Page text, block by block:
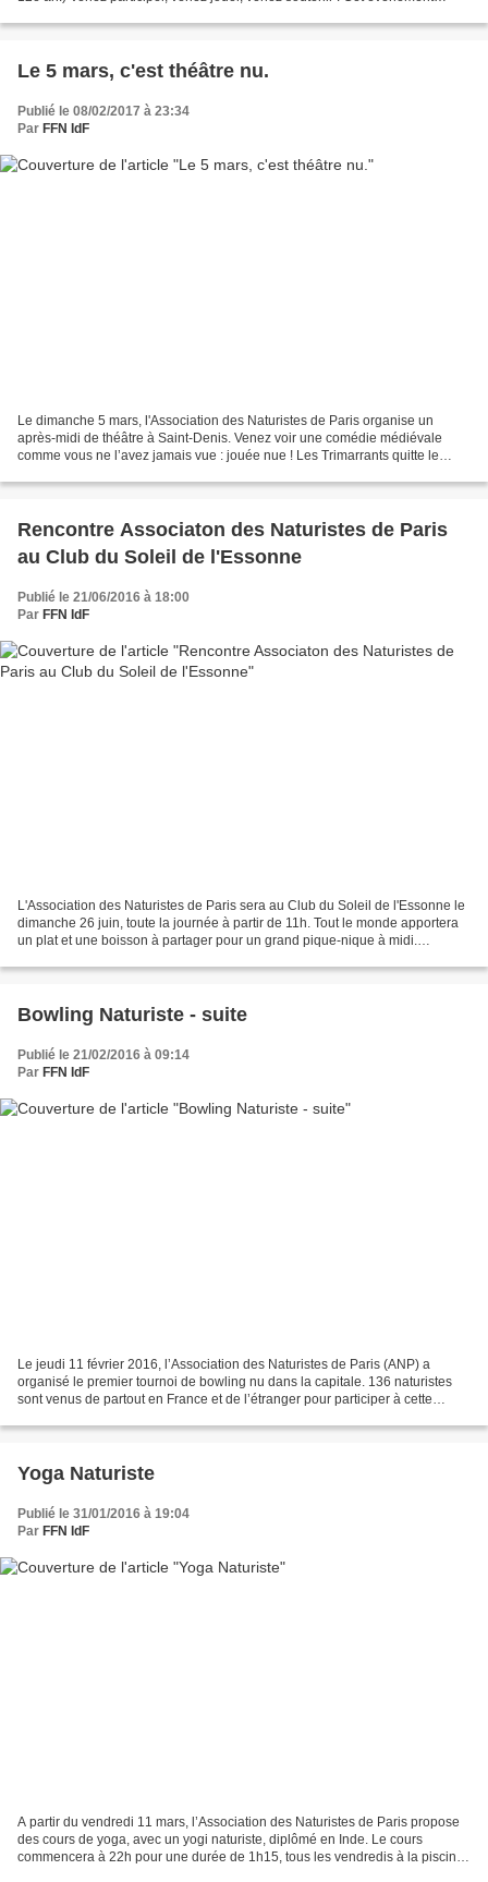
Le 5 mars, c'est théâtre nu.
Publié le 08/02/2017 à 23:34
Par FFN IdF
Le dimanche 5 mars, l'Association des Naturistes de Paris organise un
après-midi de théâtre à Saint-Denis. Venez voir une comédie médiévale
comme vous ne l’avez jamais vue : jouée nue ! Les Trimarrants quitte le
Rencontre Associaton des Naturistes de Paris
au Club du Soleil de l'Essonne
Publié le 21/06/2016 à 18:00
Par FFN IdF
L'Association des Naturistes de Paris sera au Club du Soleil de l'Essonne le
dimanche 26 juin, toute la journée à partir de 11h. Tout le monde apportera
un plat et une boisson à partager pour un grand pique-nique à midi.
Bowling Naturiste - suite
Publié le 21/02/2016 à 09:14
Par FFN IdF
Le jeudi 11 février 2016, l’Association des Naturistes de Paris (ANP) a
organisé le premier tournoi de bowling nu dans la capitale. 136 naturistes
sont venus de partout en France et de l’étranger pour participer à cette
Yoga Naturiste
Publié le 31/01/2016 à 19:04
Par FFN IdF
A partir du vendredi 11 mars, l’Association des Naturistes de Paris propose
des cours de yoga, avec un yogi naturiste, diplômé en Inde. Le cours
commencera à 22h pour une durée de 1h15, tous les vendredis à la piscine